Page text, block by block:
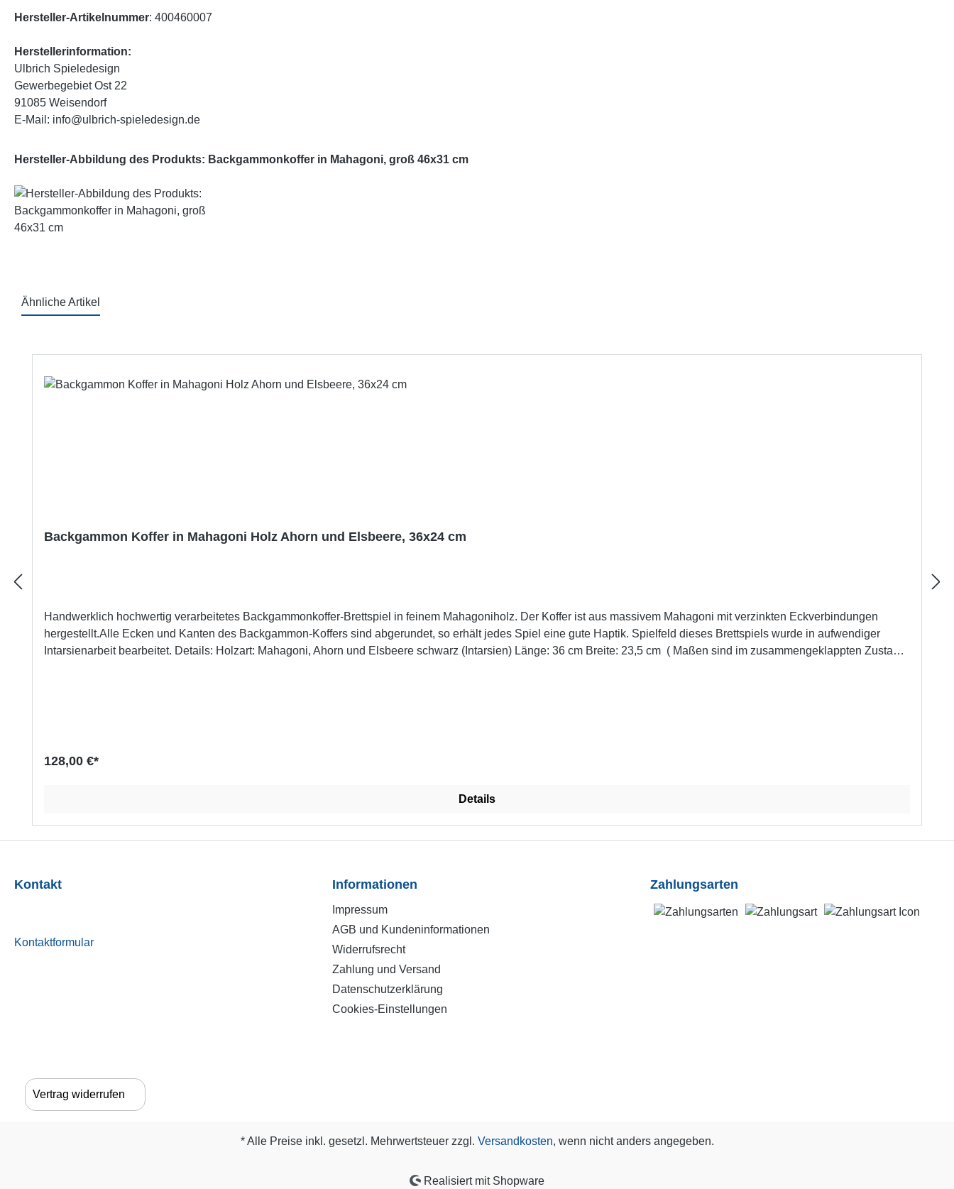
Hersteller-Artikelnummer: 400460007
Herstellerinformation:
Ulbrich Spieledesign
Gewerbegebiet Ost 22
91085 Weisendorf
E-Mail: info@ulbrich-spieledesign.de
Hersteller-Abbildung des Produkts: Backgammonkoffer in Mahagoni, groß 46x31 cm
Ähnliche Artikel
Backgammon Koffer in Mahagoni Holz Ahorn und Elsbeere, 36x24 cm
Handwerklich hochwertig verarbeitetes Backgammonkoffer-Brettspiel in feinem Mahagoniholz. Der Koffer ist aus massivem Mahagoni mit verzinkten Eckverbindungen
hergestellt.Alle Ecken und Kanten des Backgammon-Koffers sind abgerundet, so erhält jedes Spiel eine gute Haptik. Spielfeld dieses Brettspiels wurde in aufwendiger
Intarsienarbeit bearbeitet. Details: Holzart: Mahagoni, Ahorn und Elsbeere schwarz (Intarsien) Länge: 36 cm Breite: 23,5 cm ( Maßen sind im zusammengeklappten Zustand,
128,00 €*
Details
Kontakt
Kontaktformular
Informationen
Impressum
AGB und Kundeninformationen
Widerrufsrecht
Zahlung und Versand
Datenschutzerklärung
Cookies-Einstellungen
Zahlungsarten
Vertrag widerrufen
* Alle Preise inkl. gesetzl. Mehrwertsteuer zzgl. Versandkosten, wenn nicht anders angegeben.
Realisiert mit Shopware